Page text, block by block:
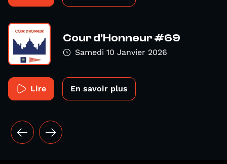
Cour d'Honneur #69
Samedi 10 Janvier 2026
Lire En savoir plus